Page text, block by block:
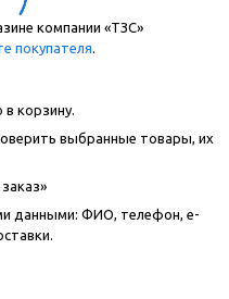
компании «ТЗС»
покупателя.
корзину.
выбранные товары, их
данными: ФИО, телефон, e-